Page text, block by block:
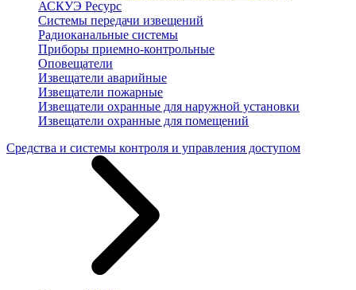
АСКУЭ Ресурс
Системы передачи извещений
Радиоканальные системы
Приборы приемно-контрольные
Оповещатели
Извещатели аварийные
Извещатели пожарные
Извещатели охранные для наружной установки
Извещатели охранные для помещений
Средства и системы контроля и управления доступом